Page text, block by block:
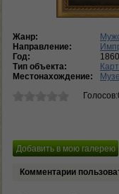
Жанр:
Направление:
Год:
1860
Тип объекта:
Местонахождение:
Комментарии